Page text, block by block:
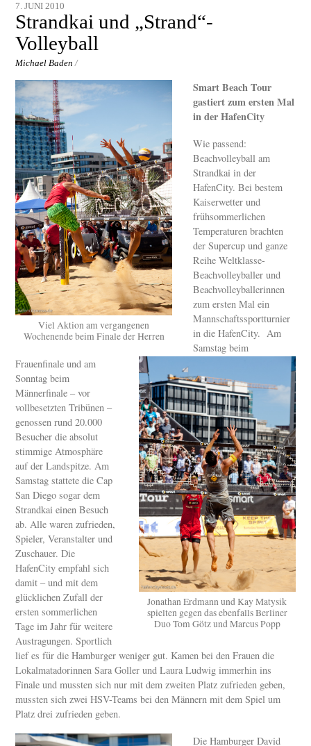
7. JUNI 2010
Strandkai und „Strand“-
Volleyball
Michael Baden /
Viel Aktion am vergangenen
Wochenende beim Finale der Herren
Jonathan Erdmann und Kay Matysik
spielten gegen das ebenfalls Berliner
Duo Tom Götz und Marcus Popp
Smart Beach Tour
gastiert zum ersten Mal
in der HafenCity
Wie passend:
Beachvolleyball am
Strandkai in der
HafenCity. Bei bestem
Kaiserwetter und
frühsommerlichen
Temperaturen brachten
der Supercup und ganze
Reihe Weltklasse-
Beachvolleyballer und
Beachvolleyballerinnen
zum ersten Mal ein
Mannschaftssportturnier
in die HafenCity. Am
Samstag beim
Frauenfinale und am
Sonntag beim
Männerfinale – vor
vollbesetzten Tribünen –
genossen rund 20.000
Besucher die absolut
stimmige Atmosphäre
auf der Landspitze. Am
Samstag stattete die Cap
San Diego sogar dem
Strandkai einen Besuch
ab. Alle waren zufrieden,
Spieler, Veranstalter und
Zuschauer. Die
HafenCity empfahl sich
damit – und mit dem
glücklichen Zufall der
ersten sommerlichen
Tage im Jahr für weitere
Austragungen. Sportlich
lief es für die Hamburger weniger gut. Kamen bei den Frauen die
Lokalmatadorinnen Sara Goller und Laura Ludwig immerhin ins
Finale und mussten sich nur mit dem zweiten Platz zufrieden geben,
mussten sich zwei HSV-Teams bei den Männern mit dem Spiel um
Platz drei zufrieden geben.
Die Hamburger David